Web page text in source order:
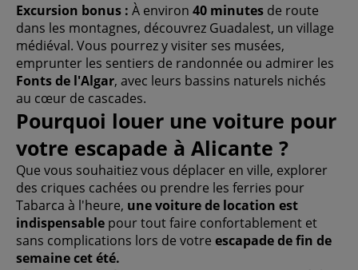
Excursion bonus : À environ 40 minutes de route
dans les montagnes, découvrez Guadalest, un village
médiéval. Vous pourrez y visiter ses musées,
emprunter les sentiers de randonnée ou admirer les
Fonts de l'Algar, avec leurs bassins naturels nichés
au cœur de cascades.
Pourquoi louer une voiture pour
votre escapade à Alicante ?
Que vous souhaitiez vous déplacer en ville, explorer
des criques cachées ou prendre les ferries pour
Tabarca à l'heure, une voiture de location est
indispensable pour tout faire confortablement et
sans complications lors de votre escapade de fin de
semaine cet été.